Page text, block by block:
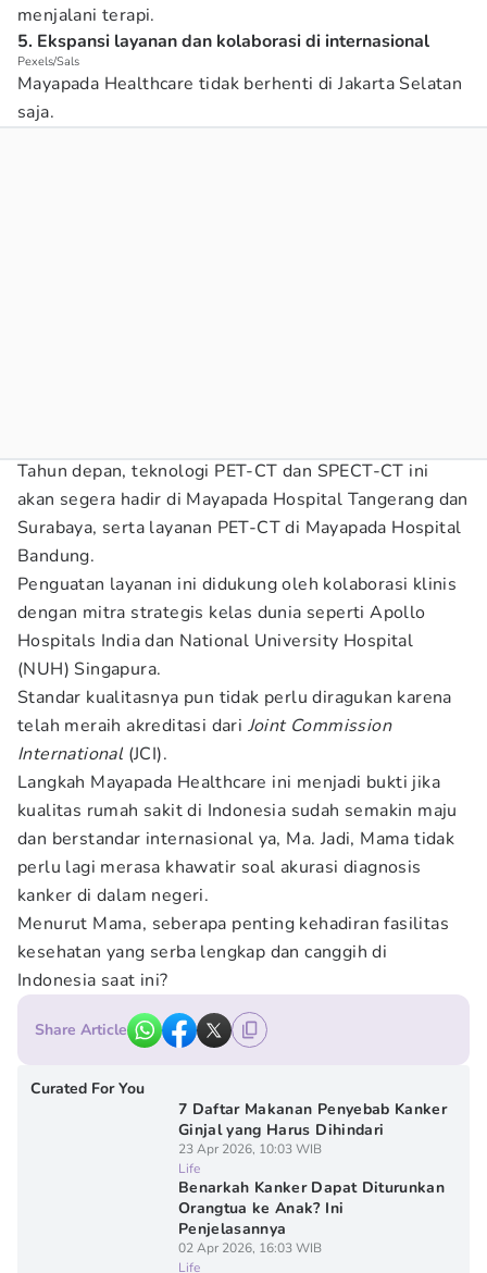
menjalani terapi.
5. Ekspansi layanan dan kolaborasi di internasional
Pexels/Sals
Mayapada Healthcare tidak berhenti di Jakarta Selatan
saja.
Tahun depan, teknologi PET-CT dan SPECT-CT ini
akan segera hadir di Mayapada Hospital Tangerang dan
Surabaya, serta layanan PET-CT di Mayapada Hospital
Bandung.
Penguatan layanan ini didukung oleh kolaborasi klinis
dengan mitra strategis kelas dunia seperti Apollo
Hospitals India dan National University Hospital
(NUH) Singapura.
Standar kualitasnya pun tidak perlu diragukan karena
telah meraih akreditasi dari Joint Commission
International(JCI).
Langkah Mayapada Healthcare ini menjadi bukti jika
kualitas rumah sakit di Indonesia sudah semakin maju
dan berstandar internasional ya, Ma. Jadi, Mama tidak
perlu lagi merasa khawatir soal akurasi diagnosis
kanker di dalam negeri.
Menurut Mama, seberapa penting kehadiran fasilitas
kesehatan yang serba lengkap dan canggih di
Indonesia saat ini?
Share Article
Curated For You
7 Daftar Makanan Penyebab Kanker
Ginjal yang Harus Dihindari
23 Apr 2026, 10:03 WIB
Life
Benarkah Kanker Dapat Diturunkan
Orangtua ke Anak? Ini
Penjelasannya
02 Apr 2026, 16:03 WIB
Life